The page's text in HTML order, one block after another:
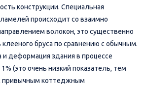
конструкции. Специальная
происходит со взаимно
волокон, это существенно
клееного бруса по сравнению с обычным.
деформация здания в процессе
(это очень низкий показатель, тем
привычным коттеджным